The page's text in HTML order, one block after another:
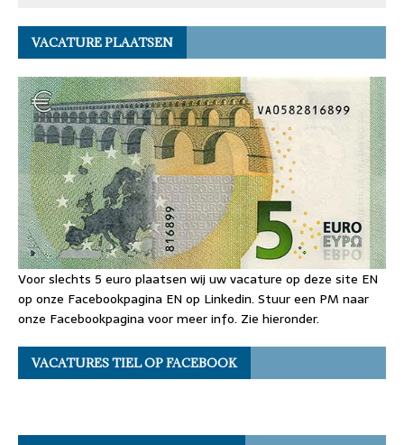
VACATURE PLAATSEN
Voor slechts 5 euro plaatsen wij uw vacature op deze site EN
op onze Facebookpagina EN op Linkedin. Stuur een PM naar
onze Facebookpagina voor meer info. Zie hieronder.
VACATURES TIEL OP FACEBOOK